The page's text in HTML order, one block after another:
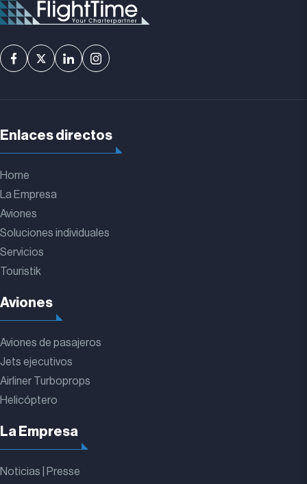
Enlaces directos
Home
La Empresa
Aviones
Soluciones individuales
Servicios
Touristik
Aviones
Aviones de pasajeros
Jets ejecutivos
Airliner Turboprops
Helicóptero
La Empresa
Noticias | Presse